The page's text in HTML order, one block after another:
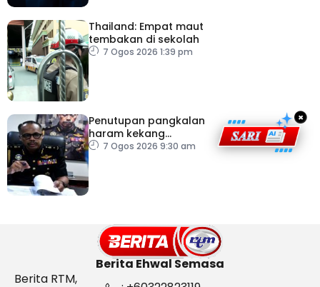
Thailand: Empat maut
tembakan di sekolah
7 Ogos 2026 1:39 pm
Penutupan pangkalan
haram kekang
penyeludupan di
7 Ogos 2026 9:30 am
×
Berita Ehwal Semasa
Berita RTM,